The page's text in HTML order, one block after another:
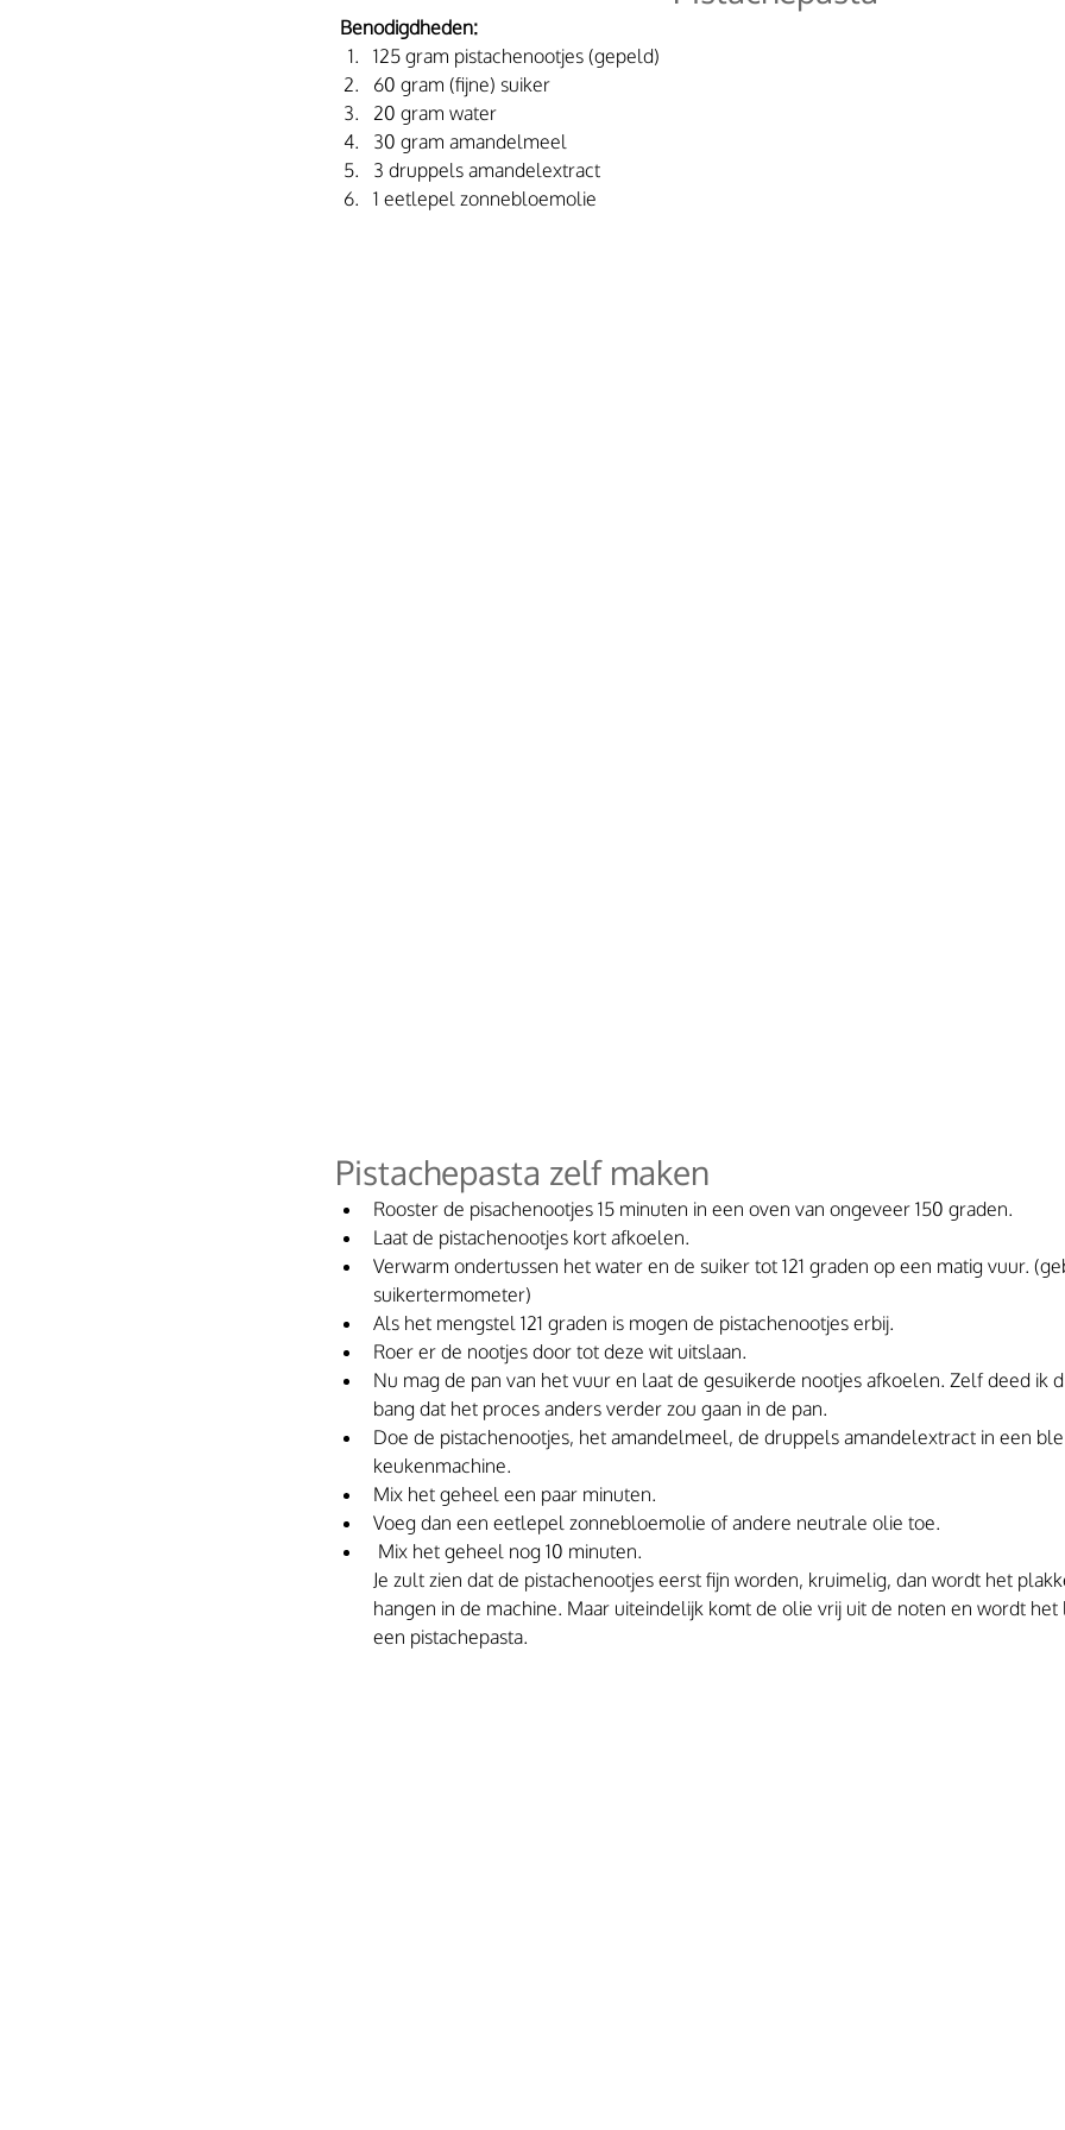
Benodigdheden:
125 gram pistachenootjes (gepeld)
60 gram (fijne) suiker
20 gram water
30 gram amandelmeel
3 druppels amandelextract
1 eetlepel zonnebloemolie
Pistachepasta zelf maken
Rooster de pisachenootjes 15 minuten in een oven van ongeveer 150 graden.
Laat de pistachenootjes kort afkoelen.
Verwarm ondertussen het water en de suiker tot 121 graden op een matig vuur.
suikertermometer)
Als het mengstel 121 graden is mogen de pistachenootjes erbij.
Roer er de nootjes door tot deze wit uitslaan.
Nu mag de pan van het vuur en laat de gesuikerde nootjes afkoelen. Zelf deed ik
bang dat het proces anders verder zou gaan in de pan.
Doe de pistachenootjes, het amandelmeel, de druppels amandelextract in een
keukenmachine.
Mix het geheel een paar minuten.
Voeg dan een eetlepel zonnebloemolie of andere neutrale olie toe.
Mix het geheel nog 10 minuten.
Je zult zien dat de pistachenootjes eerst fijn worden, kruimelig, dan wordt het
hangen in de machine. Maar uiteindelijk komt de olie vrij uit de noten en wordt
een pistachepasta.